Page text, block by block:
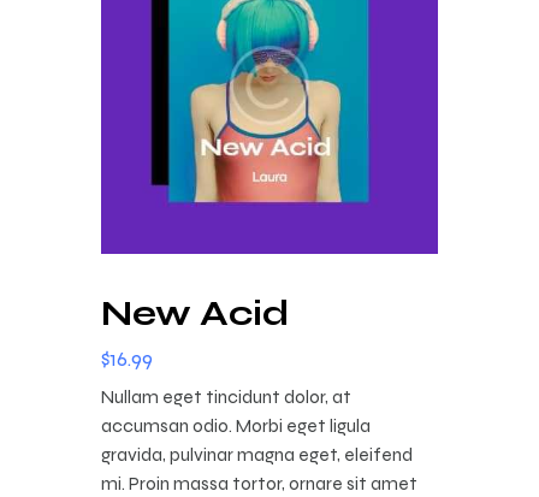
New Acid
$16.99
Nullam eget tincidunt dolor, at
accumsan odio. Morbi eget ligula
gravida, pulvinar magna eget, eleifend
mi. Proin massa tortor, ornare sit amet